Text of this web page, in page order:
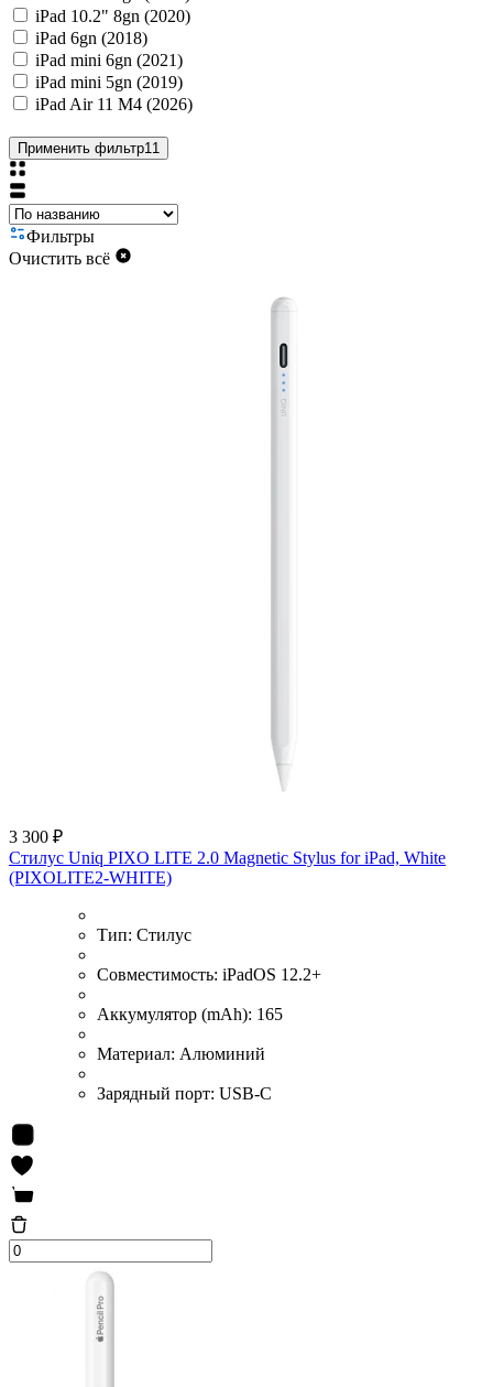
iPad 10.2" 8gn (2020)
iPad 6gn (2018)
iPad mini 6gn (2021)
iPad mini 5gn (2019)
iPad Air 11 M4 (2026)
Применить фильтр11
Фильтры
Очистить всё
3 300 ₽
Стилус Uniq PIXO LITE 2.0 Magnetic Stylus for iPad, White
(PIXOLITE2-WHITE)
Тип: Стилус
Совместимость: iPadOS 12.2+
Аккумулятор (mAh): 165
Материал: Алюминий
Зарядный порт: USB-C